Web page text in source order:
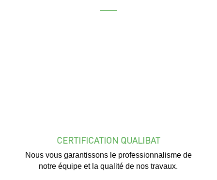
CERTIFICATION QUALIBAT
Nous vous garantissons le professionnalisme de
notre équipe et la qualité de nos travaux.